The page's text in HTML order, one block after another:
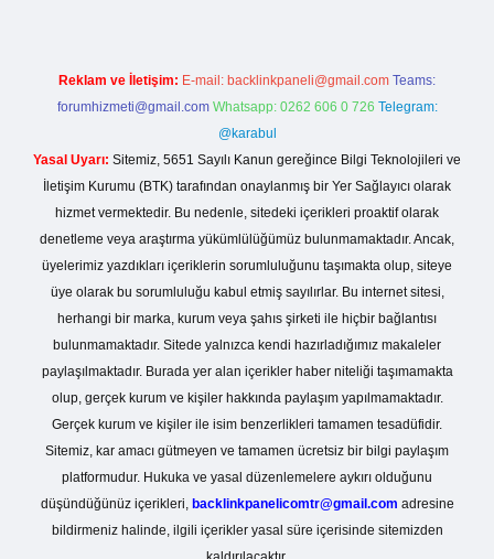
Reklam ve İletişim: E-mail: backlinkpaneli@gmail.com Teams:
forumhizmeti@gmail.com Whatsapp: 0262 606 0 726 Telegram:
@karabul
Yasal Uyarı: Sitemiz, 5651 Sayılı Kanun gereğince Bilgi Teknolojileri ve
İletişim Kurumu (BTK) tarafından onaylanmış bir Yer Sağlayıcı olarak
hizmet vermektedir. Bu nedenle, sitedeki içerikleri proaktif olarak
denetleme veya araştırma yükümlülüğümüz bulunmamaktadır. Ancak,
üyelerimiz yazdıkları içeriklerin sorumluluğunu taşımakta olup, siteye
üye olarak bu sorumluluğu kabul etmiş sayılırlar. Bu internet sitesi,
herhangi bir marka, kurum veya şahıs şirketi ile hiçbir bağlantısı
bulunmamaktadır. Sitede yalnızca kendi hazırladığımız makaleler
paylaşılmaktadır. Burada yer alan içerikler haber niteliği taşımamakta
olup, gerçek kurum ve kişiler hakkında paylaşım yapılmamaktadır.
Gerçek kurum ve kişiler ile isim benzerlikleri tamamen tesadüfidir.
Sitemiz, kar amacı gütmeyen ve tamamen ücretsiz bir bilgi paylaşım
platformudur. Hukuka ve yasal düzenlemelere aykırı olduğunu
düşündüğünüz içerikleri, backlinkpanelicomtr@gmail.com adresine
bildirmeniz halinde, ilgili içerikler yasal süre içerisinde sitemizden